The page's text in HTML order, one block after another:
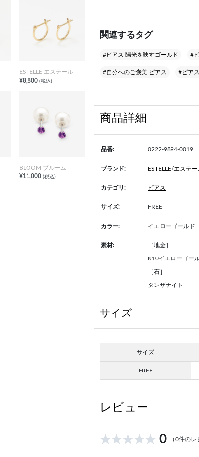
ESTELLE エステール
¥8,800 (税込)
BLOOM ブルーム
¥11,000 (税込)
関連するタグ
#ピアス 陽光を映すゴールド #
#自分へのご褒美 ピアス #ピア
商品詳細
品番: 0222-9894-0019
ブランド: ESTELLE (エステー
カテゴリ: ピアス
サイズ: FREE
カラー: イエローゴールド
素材: ［地金］
K10イエローゴー
［石］
タンザナイト
サイズ
サイズ
FREE
レビュー
0 （0件のレ